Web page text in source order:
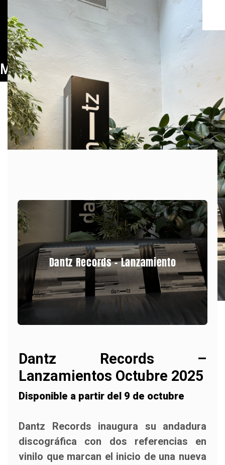
Mes:septiembre 2025
PUBLICADO EL 29 DE SEPTIEMBRE DE 2025 DANTZ
Dantz Records – Lanzamiento Octubre
2025
Dantz Records - Lanzamiento
Dantz Records –
Lanzamientos Octubre 2025
Disponible a partir del 9 de octubre
Dantz Records inaugura su andadura
discográfica con dos referencias en
vinilo que marcan el inicio de una nueva